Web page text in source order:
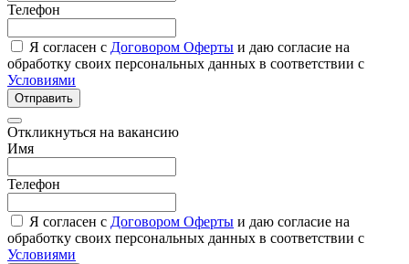
Телефон
Я согласен с Договором Оферты и даю согласие на
обработку своих персональных данных в соответствии с
Условиями
Отправить
Откликнуться на вакансию
Имя
Телефон
Я согласен с Договором Оферты и даю согласие на
обработку своих персональных данных в соответствии с
Условиями